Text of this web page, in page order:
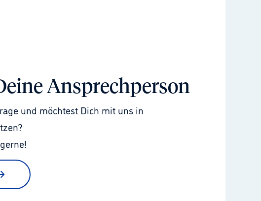
Ansprechperson
und möchtest Dich mit uns in